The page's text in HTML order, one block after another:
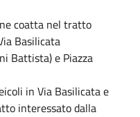
coatta nel tratto
Basilicata
Battista) e Piazza
in Via Basilicata e
interessato dalla